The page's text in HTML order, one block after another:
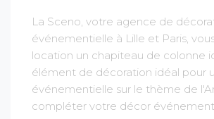
La Sceno, votre agence de
événementielle à Lille et Paris,
location un chapiteau de colonne
élément de décoration idéal pour
événementielle sur le thème de
compléter votre décor